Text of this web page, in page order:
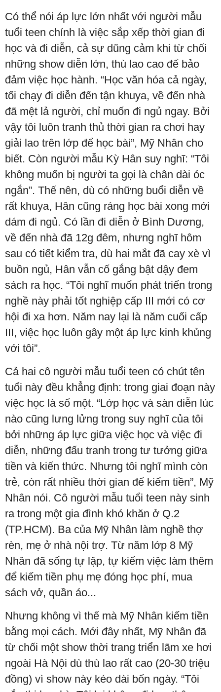
Có thể nói áp lực lớn nhất với người mẫu
tuổi teen chính là việc sắp xếp thời gian đi
học và đi diễn, cả sự dũng cảm khi từ chối
những show diễn lớn, thù lao cao để bảo
đảm việc học hành. “Học văn hóa cả ngày,
tối chạy đi diễn đến tận khuya, về đến nhà
đã mệt lả người, chỉ muốn đi ngủ ngay. Bởi
vậy tôi luôn tranh thủ thời gian ra chơi hay
giải lao trên lớp để học bài”, Mỹ Nhân cho
biết. Còn người mẫu Kỳ Hân suy nghĩ: “Tôi
không muốn bị người ta gọi là chân dài óc
ngắn”. Thế nên, dù có những buổi diễn về
rất khuya, Hân cũng ráng học bài xong mới
dám đi ngủ. Có lần đi diễn ở Bình Dương,
về đến nhà đã 12g đêm, nhưng nghĩ hôm
sau có tiết kiểm tra, dù hai mắt đã cay xè vì
buồn ngủ, Hân vẫn cố gắng bật dậy đem
sách ra học. “Tôi nghĩ muốn phát triển trong
nghề này phải tốt nghiệp cấp III mới có cơ
hội đi xa hơn. Năm nay lại là năm cuối cấp
III, việc học luôn gây một áp lực kinh khủng
với tôi”.
Cả hai cô người mẫu tuổi teen có chút tên
tuổi này đều khẳng định: trong giai đoạn này
việc học là số một. “Lớp học và sàn diễn lúc
nào cũng lưng lửng trong suy nghĩ của tôi
bởi những áp lực giữa việc học và việc đi
diễn, những đấu tranh trong tư tưởng giữa
tiền và kiến thức. Nhưng tôi nghĩ mình còn
trẻ, còn rất nhiều thời gian để kiếm tiền”, Mỹ
Nhân nói. Cô người mẫu tuổi teen này sinh
ra trong một gia đình khó khăn ở Q.2
(TP.HCM). Ba của Mỹ Nhân làm nghề thợ
rèn, mẹ ở nhà nội trợ. Từ năm lớp 8 Mỹ
Nhân đã sống tự lập, tự kiếm việc làm thêm
để kiếm tiền phụ mẹ đóng học phí, mua
sách vở, quần áo...
Nhưng không vì thế mà Mỹ Nhân kiếm tiền
bằng mọi cách. Mới đây nhất, Mỹ Nhân đã
từ chối một show thời trang triển lãm xe hơi
ngoài Hà Nội dù thù lao rất cao (20-30 triệu
đồng) vì show này kéo dài bốn ngày. “Tôi